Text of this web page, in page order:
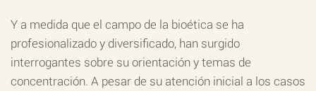
Y a medida que el campo de la bioética se ha
profesionalizado y diversificado, han surgido
interrogantes sobre su orientación y temas de
concentración. A pesar de su atención inicial a los casos